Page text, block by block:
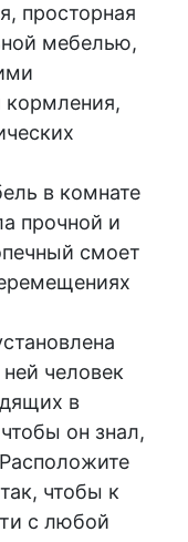
просторная
мебелью,
кормления,
в комнате
прочной и
смоет
человек
в
он знал,
чтобы к
с любой